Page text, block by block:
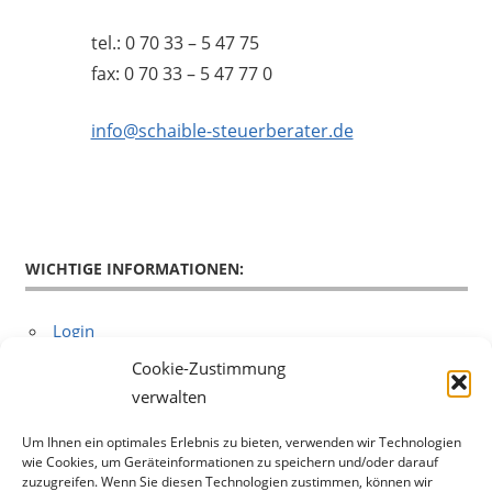
Cookie-Zustimmung
verwalten
Um Ihnen ein optimales Erlebnis zu bieten, verwenden wir Technologien
wie Cookies, um Geräteinformationen zu speichern und/oder darauf
zuzugreifen. Wenn Sie diesen Technologien zustimmen, können wir
tel.: 0 70 33 – 5 47 75
fax: 0 70 33 – 5 47 77 0
info@schaible-steuerberater.de
WICHTIGE INFORMATIONEN:
Login
DER SCHNELLE KONTAKT: